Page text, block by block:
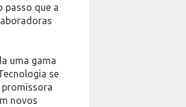
passo que a
uma gama
se
promissora
novos